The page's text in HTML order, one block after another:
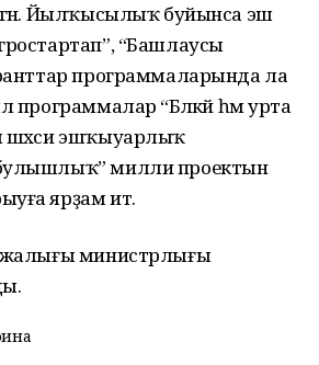
Йылҡысылыҡ буйынса эш
“Башлаусы
программаларында ла
“Бәләкәй һәм урта
эшҡыуарлыҡ
милли проектын
ярҙам итә.
министрлығы